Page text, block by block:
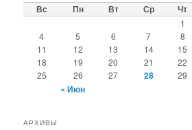
Вс Пн Вт Ср Чт
1
4
5 6 7 8
11
12 13 14 15
18
19 20 21 22
25
26 27 28 29
« Июн
АРХИВЫ